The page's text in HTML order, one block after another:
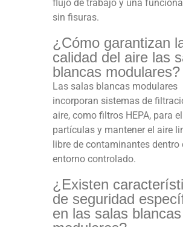
flujo de trabajo y una
sin fisuras.
¿Cómo garantizan
calidad del aire las
blancas modulares?
Las salas blancas modulares
incorporan sistemas de
aire, como filtros HEPA, para
partículas y mantener el aire
libre de contaminantes dentro
entorno controlado.
¿Existen
de seguridad
en las salas blancas